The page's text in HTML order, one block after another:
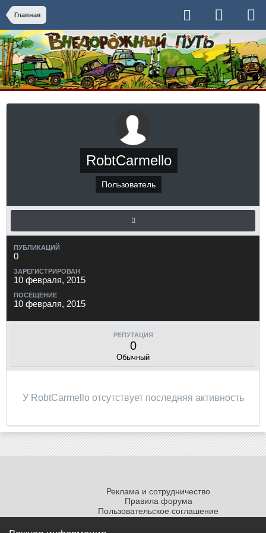
Главная
RobtCarmello
Пользователь
ПУБЛИКАЦИЙ
0
ЗАРЕГИСТРИРОВАН
10 февраля, 2015
ПОСЕЩЕНИЕ
10 февраля, 2015
РЕПУТАЦИЯ
0
Обычный
У RobtCarmello отсутствует последняя активность
Реклама и сотрудничество
Правила форума
Пользовательское соглашение